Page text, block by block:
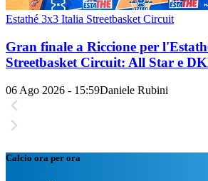
Estathé 3x3 Italia Streetbasket Circuit
Gran finale a Riccione per
Streetbasket Circuit: All Star e
06 Ago 2026 - 15:59Daniele Rubini
Calcio ora per ora